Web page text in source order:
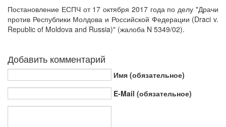
Постановление ЕСПЧ от 17 октября 2017 года по делу "Драчи
против Республики Молдова и Российской Федерации (Draci v.
Republic of Moldova and Russia)" (жалоба N 5349/02).
Добавить комментарий
Имя (обязательное)
E-Mail (обязательное)